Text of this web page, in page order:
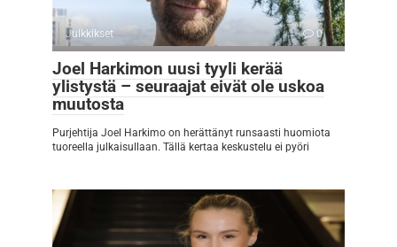
Julkkikset 0
Joel Harkimon uusi tyyli kerää
ylistystä – seuraajat eivät ole uskoa
muutosta
Purjehtija Joel Harkimo on herättänyt runsaasti huomiota
tuoreella julkaisullaan. Tällä kertaa keskustelu ei pyöri